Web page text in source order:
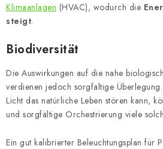
Klimaanlagen (HVAC), wodurch die
steigt.
Biodiversität
Die Auswirkungen auf die nahe
verdienen jedoch sorgfältige
Licht das natürliche Leben stören kann,
und sorgfältige Orchestrierung viele
Ein gut kalibrierter Beleuchtungsplan für